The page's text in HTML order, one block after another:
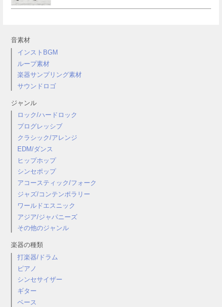
音素材
インストBGM
ループ素材
楽器サンプリング素材
サウンドロゴ
ジャンル
ロック/ハードロック
プログレッシブ
クラシック/アレンジ
EDM/ダンス
ヒップホップ
シンセポップ
アコースティック/フォーク
ジャズ/コンテンポラリー
ワールドエスニック
アジア/ジャパニーズ
その他のジャンル
楽器の種類
打楽器/ドラム
ピアノ
シンセサイザー
ギター
ベース